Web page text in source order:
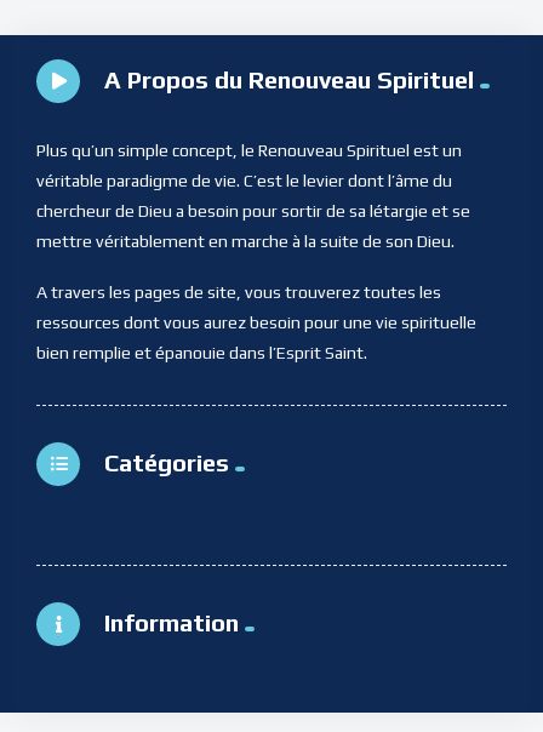
A Propos du Renouveau Spirituel
Plus qu’un simple concept, le Renouveau Spirituel est un
véritable paradigme de vie. C’est le levier dont l’âme du
chercheur de Dieu a besoin pour sortir de sa létargie et se
mettre véritablement en marche à la suite de son Dieu.
A travers les pages de site, vous trouverez toutes les
ressources dont vous aurez besoin pour une vie spirituelle
bien remplie et épanouie dans l’Esprit Saint.
Catégories
Information